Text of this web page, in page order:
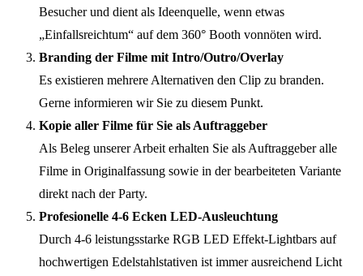
Besucher und dient als Ideenquelle, wenn etwas
„Einfallsreichtum“ auf dem 360° Booth vonnöten wird.
Branding der Filme mit Intro/Outro/Overlay
Es existieren mehrere Alternativen den Clip zu branden.
Gerne informieren wir Sie zu diesem Punkt.
Kopie aller Filme für Sie als Auftraggeber
Als Beleg unserer Arbeit erhalten Sie als Auftraggeber alle
Filme in Originalfassung sowie in der bearbeiteten Variante
direkt nach der Party.
Profesionelle 4-6 Ecken LED-Ausleuchtung
Durch 4-6 leistungsstarke RGB LED Effekt-Lightbars auf
hochwertigen Edelstahlstativen ist immer ausreichend Licht